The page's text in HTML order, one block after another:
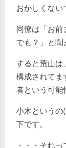
おかしくない
同僚は「お前
でも？」と聞
すると荒山は
構成されてま
者という可能
小木というの
下です。
・・・それ